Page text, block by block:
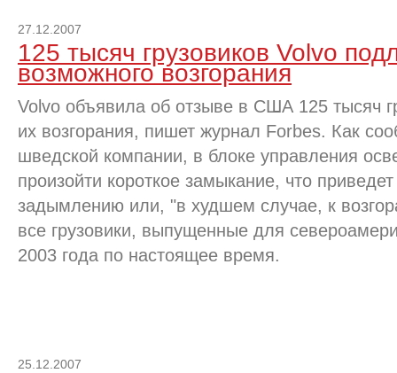
27.12.2007
125 тысяч грузовиков Volvo
возможного возгорания
Volvo объявила об отзыве в США 125 тысяч
их возгорания, пишет журнал Forbes. Как
шведской компании, в блоке управления
произойти короткое замыкание, что
задымлению или, "в худшем случае, к
все грузовики, выпущенные для
2003 года по настоящее время.
25.12.2007